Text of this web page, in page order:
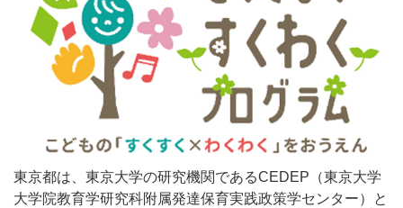
東京都は、東京大学の研究機関であるCEDEP（東京大学
大学院教育学研究科附属発達保育実践政策学センター）と